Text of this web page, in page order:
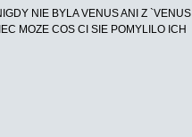
NIE BYLA VENUS ANI Z `VENUS
MOZE COS CI SIE POMYLILO ICH